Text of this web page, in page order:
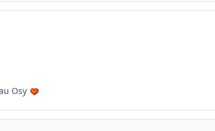
Osy